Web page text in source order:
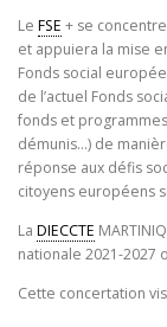
Le FSE + se
et appuiera la mise
Fonds social
de l’actuel Fonds
fonds et
démunis…) de
réponse aux défis
citoyens européens
La DIECCTE
nationale 2021-2027
Cette concertation